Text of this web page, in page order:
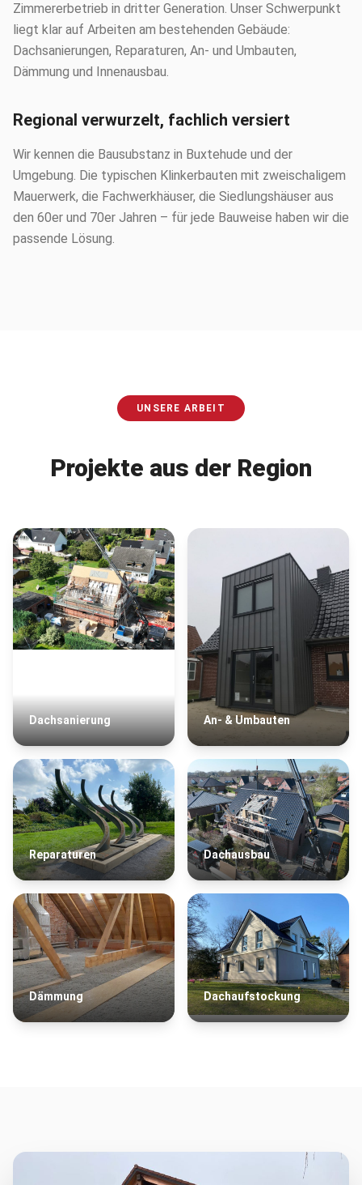
Zimmererbetrieb in dritter Generation. Unser Schwerpunkt
liegt klar auf Arbeiten am bestehenden Gebäude:
Dachsanierungen, Reparaturen, An- und Umbauten,
Dämmung und Innenausbau.
Regional verwurzelt, fachlich versiert
Wir kennen die Bausubstanz in Buxtehude und der
Umgebung. Die typischen Klinkerbauten mit zweischaligem
Mauerwerk, die Fachwerkhäuser, die Siedlungshäuser aus
den 60er und 70er Jahren – für jede Bauweise haben wir die
passende Lösung.
UNSERE ARBEIT
Projekte aus der Region
Dachsanierung An- & Umbauten
Reparaturen Dachausbau
Dämmung Dachaufstockung